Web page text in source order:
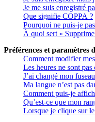
Je me suis enregistré
Que signifie COPPA ?
Pourquoi ne puis-je
À quoi sert «
Préférences et paramètres
Comment modifier
Les heures ne sont pas
J’ai changé mon
Ma langue n’est pas
Comment puis-je
Qu’est-ce que mon
Lorsque je clique sur